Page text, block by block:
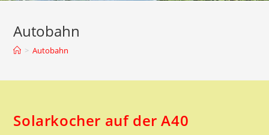
Autobahn
> Autobahn
Solarkocher auf der A40